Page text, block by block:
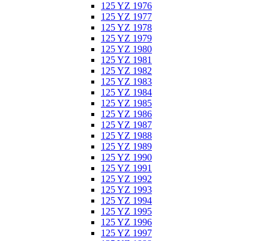
125 YZ 1976
125 YZ 1977
125 YZ 1978
125 YZ 1979
125 YZ 1980
125 YZ 1981
125 YZ 1982
125 YZ 1983
125 YZ 1984
125 YZ 1985
125 YZ 1986
125 YZ 1987
125 YZ 1988
125 YZ 1989
125 YZ 1990
125 YZ 1991
125 YZ 1992
125 YZ 1993
125 YZ 1994
125 YZ 1995
125 YZ 1996
125 YZ 1997